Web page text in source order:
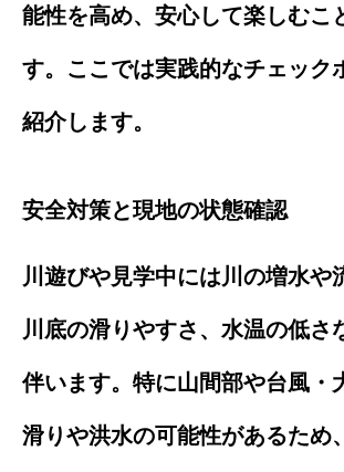
能性を高め、安心して楽しむこ
す。ここでは実践的なチェック
紹介します。
安全対策と現地の状態確認
川遊びや見学中には川の増水や
川底の滑りやすさ、水温の低さ
伴います。特に山間部や台風・
滑りや洪水の可能性があるため